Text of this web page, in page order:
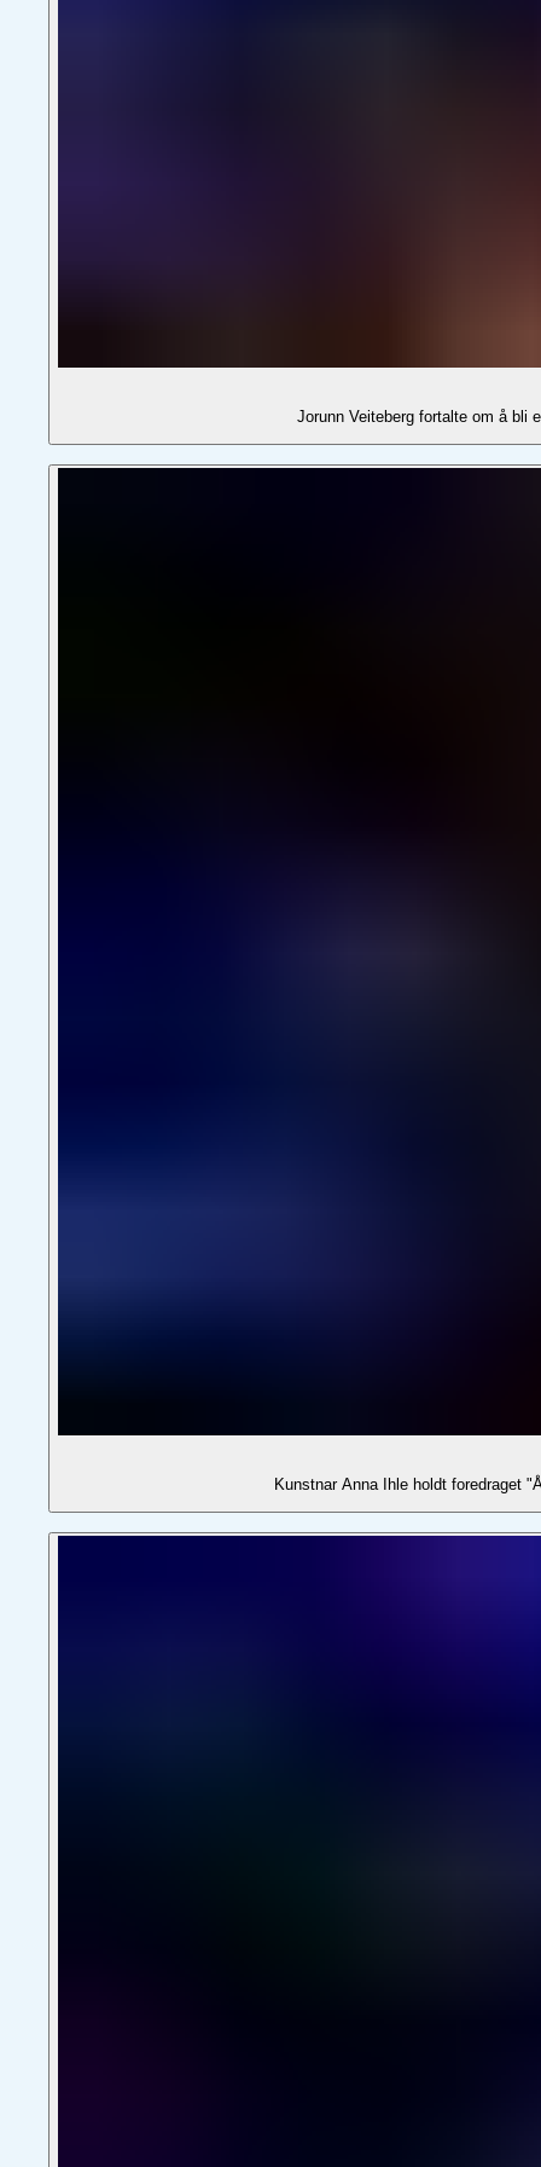
Jorunn Veiteberg fortalte om å bli
Kunstnar Anna Ihle holdt foredraget